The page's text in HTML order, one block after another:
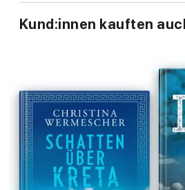
Kund:innen kauften